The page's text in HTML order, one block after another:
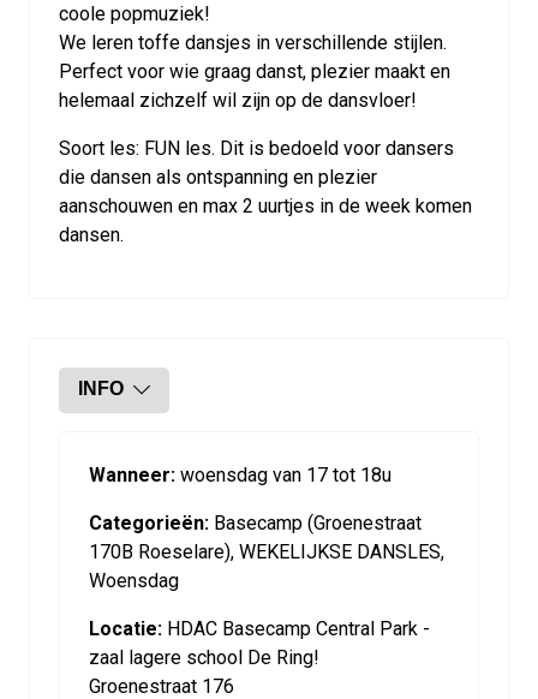
coole popmuziek!
We leren toffe dansjes in verschillende stijlen.
Perfect voor wie graag danst, plezier maakt en
helemaal zichzelf wil zijn op de dansvloer!
Soort les: FUN les. Dit is bedoeld voor dansers
die dansen als ontspanning en plezier
aanschouwen en max 2 uurtjes in de week komen
dansen.
INFO
Wanneer: woensdag van 17 tot 18u
Categorieën: Basecamp (Groenestraat
170B Roeselare), WEKELIJKSE DANSLES,
Woensdag
Locatie: HDAC Basecamp Central Park -
zaal lagere school De Ring!
Groenestraat 176